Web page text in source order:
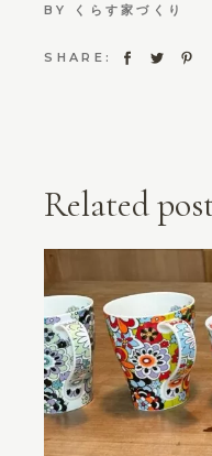
BY くらす家づくり
SHARE:
Related